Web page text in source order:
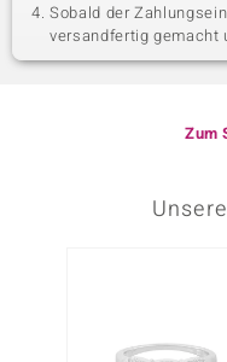
Sobald der
versandfertig gemacht
Zum